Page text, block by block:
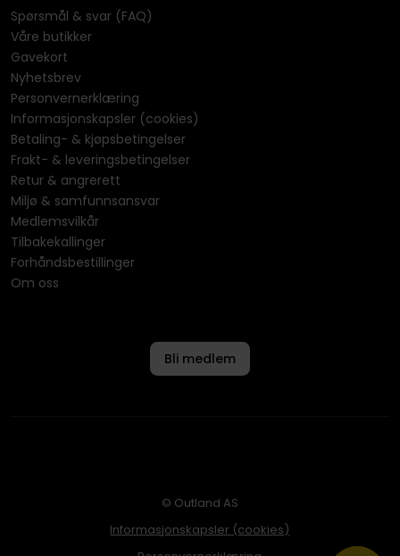
Spørsmål & svar (FAQ)
Våre butikker
Gavekort
Nyhetsbrev
Personvernerklæring
Informasjonskapsler (cookies)
Betaling- & kjøpsbetingelser
Frakt- & leveringsbetingelser
Retur & angrerett
Miljø & samfunnsansvar
Medlemsvilkår
Tilbakekallinger
Forhåndsbestillinger
Om oss
Bli medlem
© Outland AS
Informasjonskapsler (cookies)